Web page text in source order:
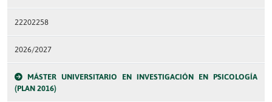
22202258
2026/2027
MÁSTER UNIVERSITARIO EN INVESTIGACIÓN EN PSICOLOGÍA
(PLAN 2016)